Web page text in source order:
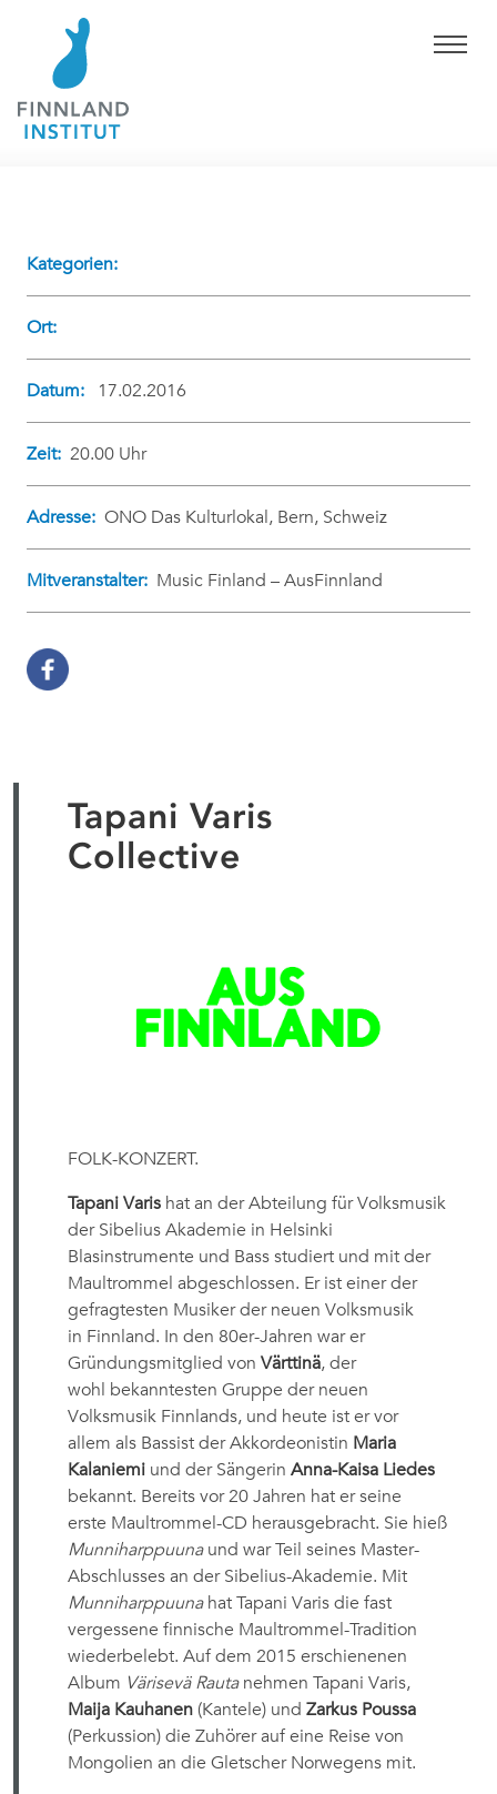
Kategorien:
Ort:
Datum: 17.02.2016
Zeit: 20.00 Uhr
Adresse: ONO Das Kulturlokal, Bern, Schweiz
Mitveranstalter: Music Finland – AusFinnland
Tapani Varis
Collective
FOLK-KONZERT.
Tapani Varis hat an der Abteilung für Volksmusik
der Sibelius Akademie in Helsinki
Blasinstrumente und Bass studiert und mit der
Maultrommel abgeschlossen. Er ist einer der
gefragtesten Musiker der neuen Volksmusik
in Finnland. In den 80er-Jahren war er
Gründungsmitglied von Värttinä, der
wohl bekanntesten Gruppe der neuen
Volksmusik Finnlands, und heute ist er vor
allem als Bassist der Akkordeonistin Maria
Kalaniemi und der Sängerin Anna-Kaisa Liedes
bekannt. Bereits vor 20 Jahren hat er seine
erste Maultrommel-CD herausgebracht. Sie hieß
Munniharppuunaund war Teil seines Master-
Abschlusses an der Sibelius-Akademie. Mit
Munniharppuunahat Tapani Varis die fast
vergessene finnische Maultrommel-Tradition
wiederbelebt. Auf dem 2015 erschienenen
Album Värisevä Rautanehmen Tapani Varis,
Maija Kauhanen (Kantele) und Zarkus Poussa
(Perkussion) die Zuhörer auf eine Reise von
Mongolien an die Gletscher Norwegens mit.